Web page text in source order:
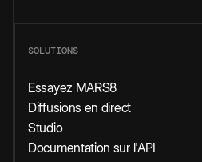
SOLUTIONS
Essayez MARS8
Diffusions en direct
Studio
Documentation sur l'API